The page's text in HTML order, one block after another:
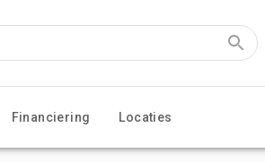
Financiering Locaties